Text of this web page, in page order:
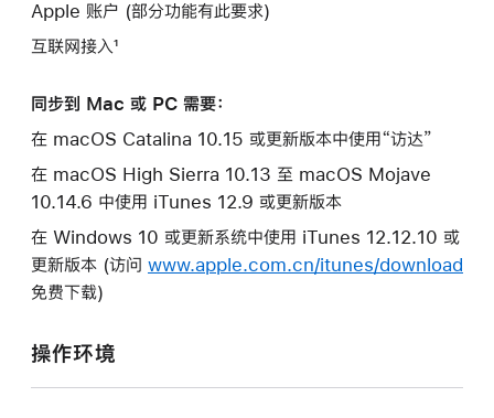
Apple 账户 (部分功能有此要求)
互联网接入¹
同步到 Mac 或 PC 需要：
在 macOS Catalina 10.15 或更新版本中使用“访达”
在 macOS High Sierra 10.13 至 macOS Mojave
10.14.6 中使用 iTunes 12.9 或更新版本
在 Windows 10 或更新系统中使用 iTunes 12.12.10 或
更新版本 (访问 www.apple.com.cn/itunes/download
免费下载)
操作环境